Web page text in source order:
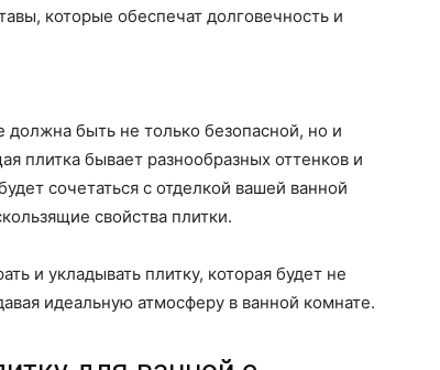
которые обеспечат долговечность и
должна быть не только безопасной, но и
плитка бывает разнообразных оттенков и
сочетаться с отделкой вашей ванной
свойства плитки.
и укладывать плитку, которая будет не
идеальную атмосферу в ванной комнате.